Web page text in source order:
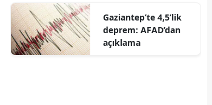
Gaziantep’te 4,5’lik
deprem: AFAD’dan
açıklama